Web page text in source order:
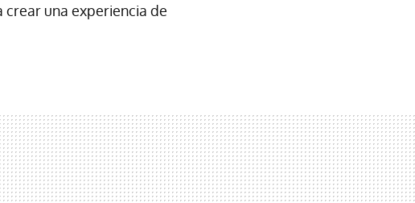
una experiencia de